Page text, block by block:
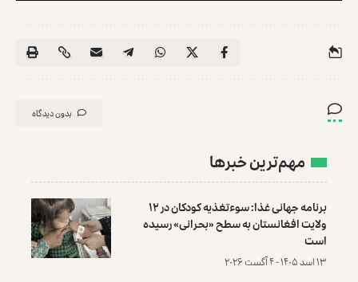
بدون دیدگاه
مهم‌ترین خبرها
برنامه جهانی غذا: سوءتغذیه کودکان در ۱۲
ولایت افغانستان به سطح «بحرانی» رسیده
است
۱۳ اسد ۱۴۰۵ - ۴ آگست ۲۰۲۶